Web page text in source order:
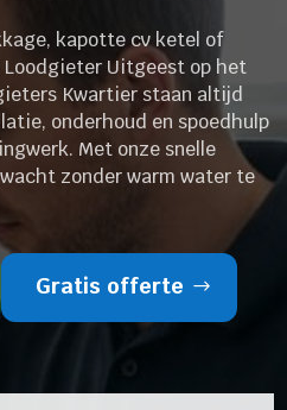
kapotte cv ketel of
Loodgieter Uitgeest op het
Kwartier staan altijd
onderhoud en spoedhulp
Met onze snelle
zonder warm water te
Gratis offerte